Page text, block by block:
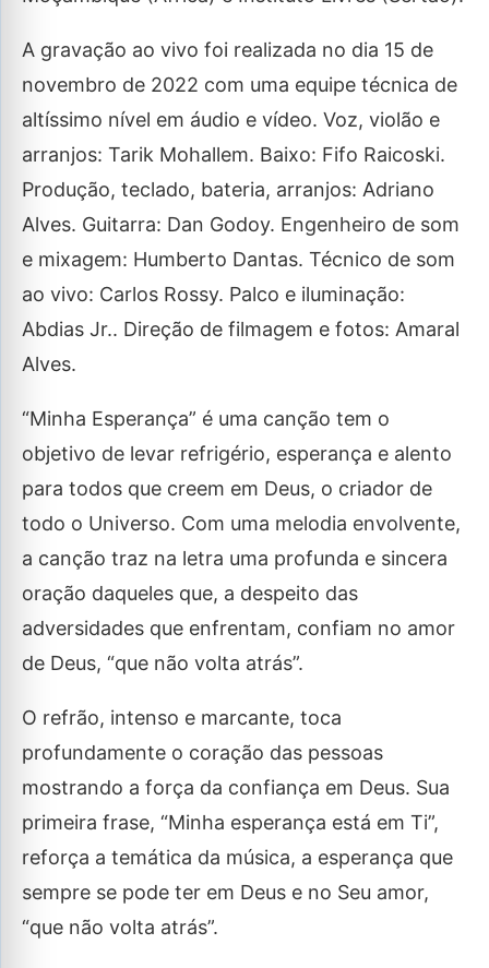
A gravação ao vivo foi realizada no dia 15 de
novembro de 2022 com uma equipe técnica de
altíssimo nível em áudio e vídeo. Voz, violão e
arranjos: Tarik Mohallem. Baixo: Fifo Raicoski.
Produção, teclado, bateria, arranjos: Adriano
Alves. Guitarra: Dan Godoy. Engenheiro de som
e mixagem: Humberto Dantas. Técnico de som
ao vivo: Carlos Rossy. Palco e iluminação:
Abdias Jr.. Direção de filmagem e fotos: Amaral
Alves.
“Minha Esperança” é uma canção tem o
objetivo de levar refrigério, esperança e alento
para todos que creem em Deus, o criador de
todo o Universo. Com uma melodia envolvente,
a canção traz na letra uma profunda e sincera
oração daqueles que, a despeito das
adversidades que enfrentam, confiam no amor
de Deus, “que não volta atrás”.
O refrão, intenso e marcante, toca
profundamente o coração das pessoas
mostrando a força da confiança em Deus. Sua
primeira frase, “Minha esperança está em Ti”,
reforça a temática da música, a esperança que
sempre se pode ter em Deus e no Seu amor,
“que não volta atrás”.